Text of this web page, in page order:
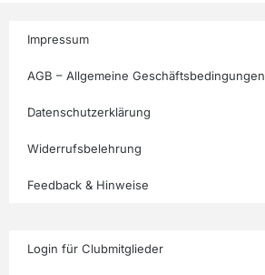
Impressum
AGB – Allgemeine Geschäftsbedingungen
Datenschutzerklärung
Widerrufsbelehrung
Feedback & Hinweise
Login für Clubmitglieder